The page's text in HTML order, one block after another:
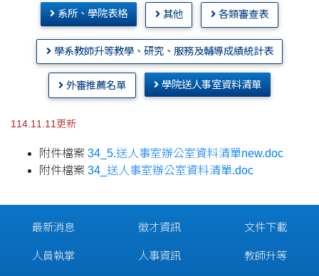
系所、學院表格 其他 各類審查表
學系教師升等教學、研究、服務及輔導成績統計表
外審推薦名單 學院送人事室資料清單
114.11.11更新
附件檔案 34_5.送人事室辦公室資料清單new.doc
附件檔案 34_送人事室辦公室資料清單.doc
最新消息
人員執掌
徵才資訊
人事資訊
文件下載
教師升等